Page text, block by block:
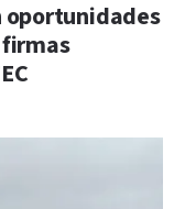
oportunidades
firmas